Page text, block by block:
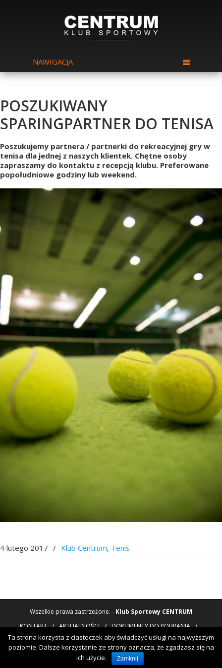
NOWOTORUŃSKA 8, BYDGOSZCZ / 52361-45-10 / 52
ENGLISH
NAWIGACJA
POSZUKIWANY
SPARINGPARTNER DO TENISA
Poszukujemy partnera / partnerki do rekreacyjnej gry w
tenisa dla jednej z naszych klientek. Chętne osoby
zapraszamy do kontaktu z recepcją klubu. Preferowane
popołudniowe godziny lub weekend.
4 lutego 2017 / Klub Centrum, Tenis
Wszelkie prawa zastrzeżone. - Klub Sportowy CENTRUM
KONTAKT / AKTUALNOŚCI / DOKUMENTY DO POBRANIA /
POLITYKA PRYWATNOŚCI
Ta strona korzysta z ciasteczek aby świadczyć usługi na najwyższym
poziomie. Dalsze korzystanie ze strony oznacza, że zgadzasz się na
ich użycie.
Zamknij